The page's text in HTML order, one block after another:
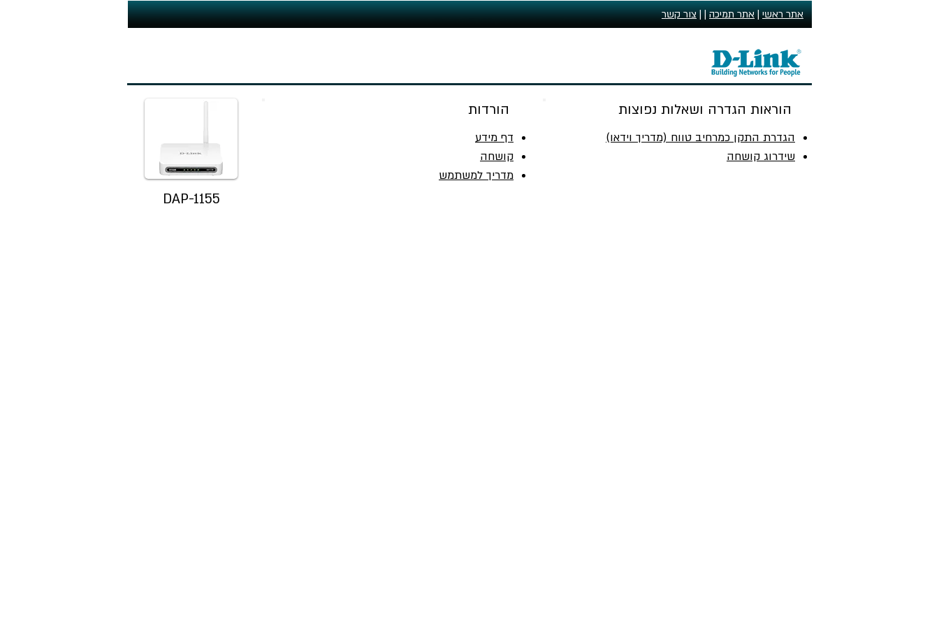
אתר ראשי|אתר תמיכה| |צור קשר
DAP-1155
הורדות
דף מידע
קושחה
מדריך למשתמש
הוראות הגדרה ושאלות נפוצות
הגדרת התקן כמרחיב טווח (מדריך וידאו)
שידרוג קושחה